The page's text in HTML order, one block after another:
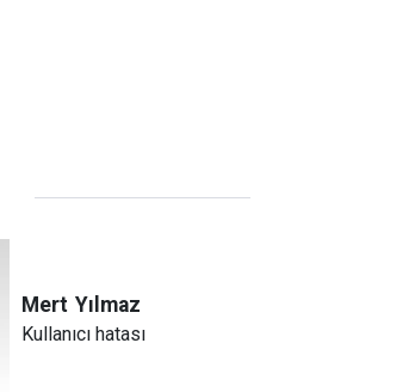
Mert Yılmaz
Kullanıcı hatası